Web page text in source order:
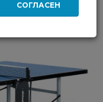
СОГЛАСЕН